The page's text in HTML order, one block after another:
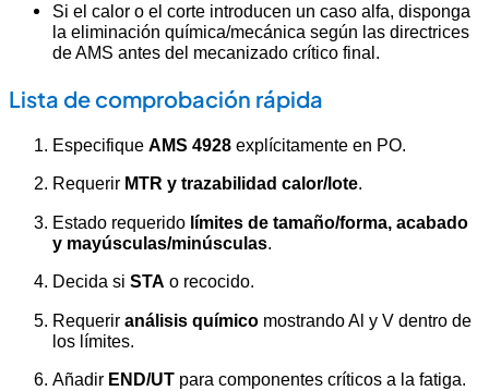
Si el calor o el corte introducen un caso alfa, disponga
la eliminación química/mecánica según las directrices
de AMS antes del mecanizado crítico final.
Lista de comprobación rápida
Especifique AMS 4928 explícitamente en PO.
Requerir MTR y trazabilidad calor/lote.
Estado requerido límites de tamaño/forma, acabado
y mayúsculas/minúsculas.
Decida si STA o recocido.
Requerir análisis químico mostrando Al y V dentro de
los límites.
Añadir END/UT para componentes críticos a la fatiga.